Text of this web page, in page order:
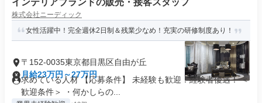
インテリアブランドの販売・接客スタッフ
株式会社ニーディック
女性活躍中！完全週休2日制＆残業少なめ！充実の研修制度あり！
〒152-0035東京都目黒区自由が丘
月給23万円～27万円
求めている人材 【応募条件】 未経験も歓迎！経験者優遇！ ＜
歓迎条件＞ ・何かしらの...